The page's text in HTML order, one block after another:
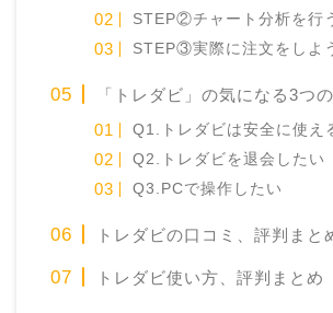
STEP②チャート分析を行
STEP③実際に注文をしよ
「トレダビ」の気になる3つ
Q1.トレダビは安全に使え
Q2.トレダビを退会したい
Q3.PCで操作したい
トレダビの口コミ、評判まと
トレダビ使い方、評判まとめ